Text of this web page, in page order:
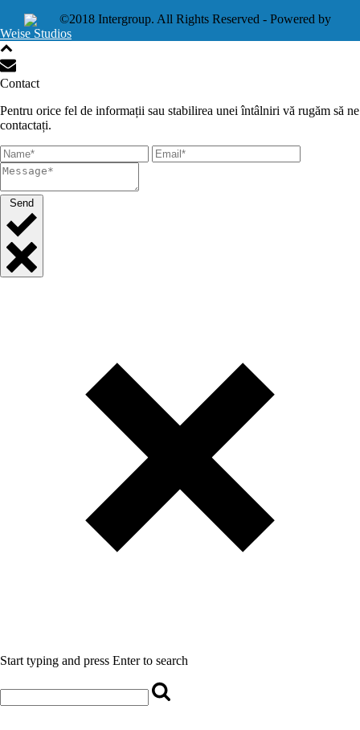
©2018 Intergroup. All Rights Reserved - Powered by
Weise Studios
Contact
Pentru orice fel de informații sau stabilirea unei întâlniri vă rugăm să ne
contactați.
Send
Start typing and press Enter to search